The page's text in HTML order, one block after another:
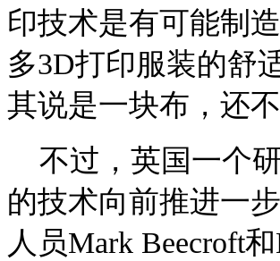
印技术是有可能制
多3D打印服装的舒
其说是一块布，还
不过，英国一个研
的技术向前推进一
人员Mark Beecroft